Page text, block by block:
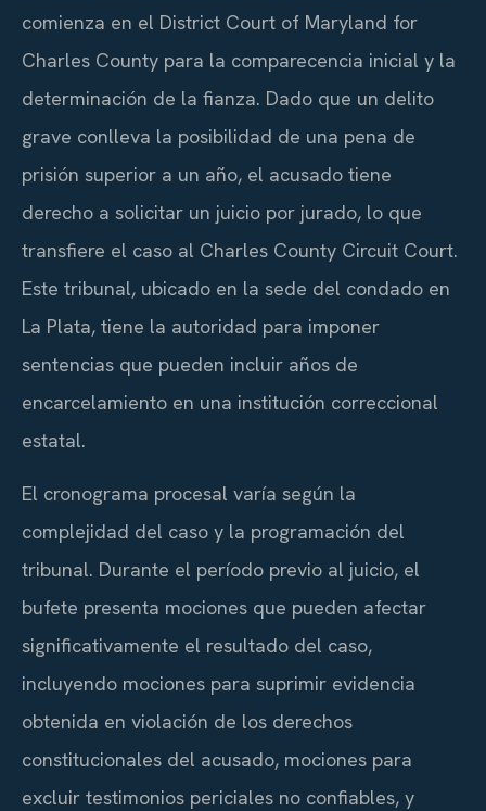
comienza en el District Court of Maryland for
Charles County para la comparecencia inicial y la
determinación de la fianza. Dado que un delito
grave conlleva la posibilidad de una pena de
prisión superior a un año, el acusado tiene
derecho a solicitar un juicio por jurado, lo que
transfiere el caso al Charles County Circuit Court.
Este tribunal, ubicado en la sede del condado en
La Plata, tiene la autoridad para imponer
sentencias que pueden incluir años de
encarcelamiento en una institución correccional
estatal.
El cronograma procesal varía según la
complejidad del caso y la programación del
tribunal. Durante el período previo al juicio, el
bufete presenta mociones que pueden afectar
significativamente el resultado del caso,
incluyendo mociones para suprimir evidencia
obtenida en violación de los derechos
constitucionales del acusado, mociones para
excluir testimonios periciales no confiables, y